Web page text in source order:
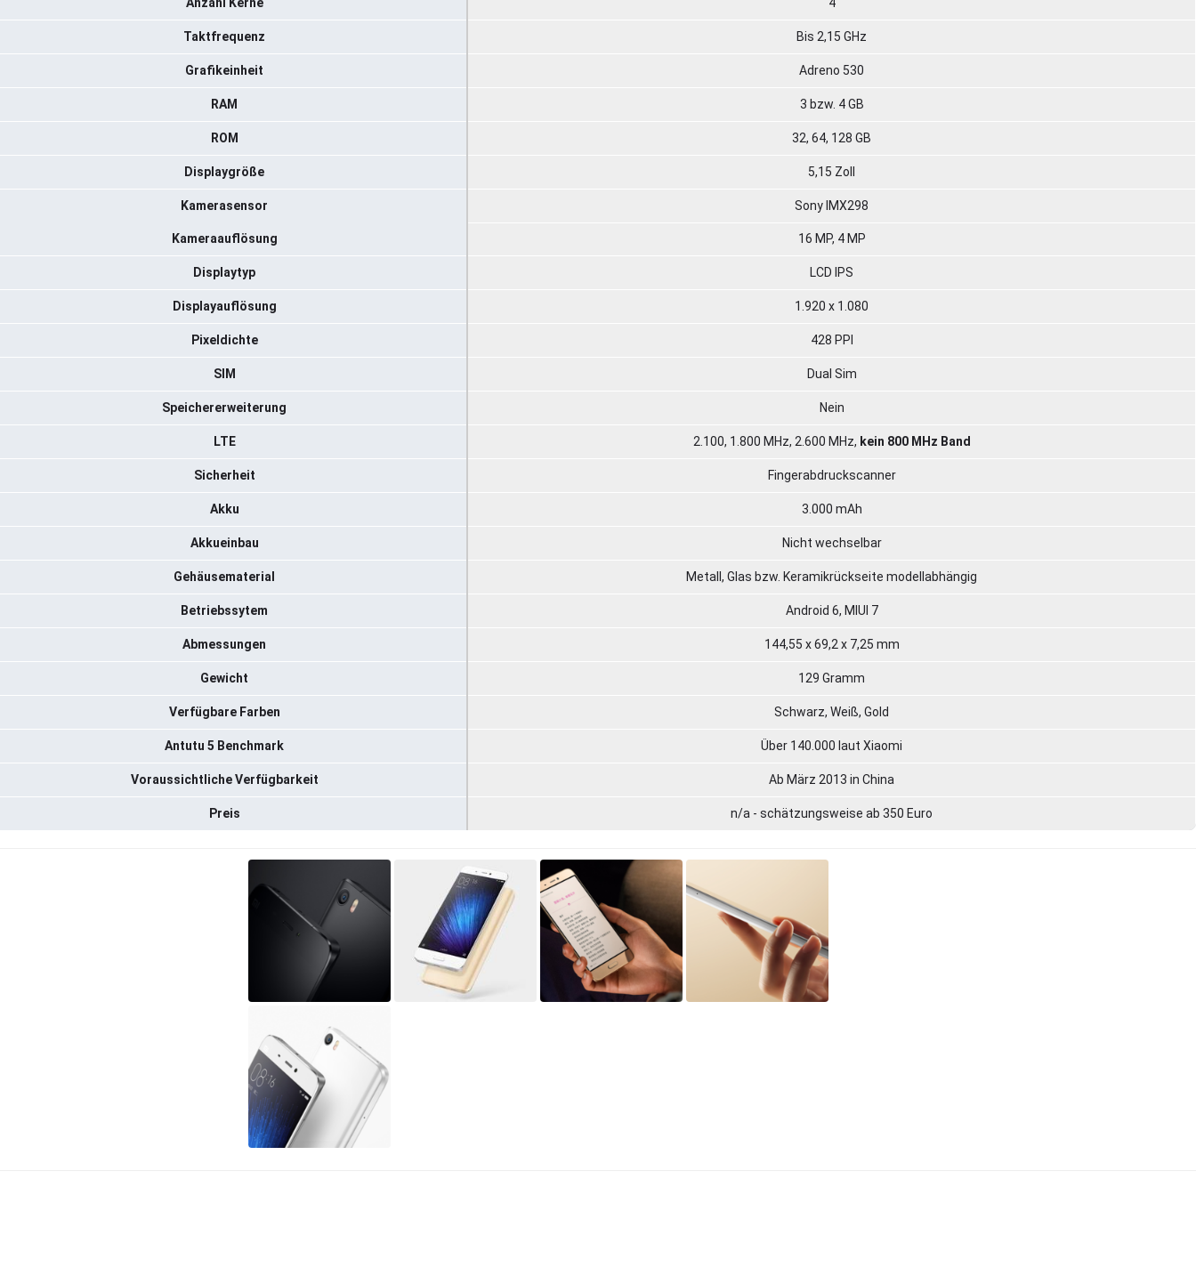
Anzahl Kerne 4
Taktfrequenz Bis 2,15 GHz
Grafikeinheit Adreno 530
RAM 3 bzw. 4 GB
ROM 32, 64, 128 GB
Displaygröße 5,15 Zoll
Kamerasensor Sony IMX298
Kameraauflösung 16 MP, 4 MP
Displaytyp LCD IPS
Displayauflösung 1.920 x 1.080
Pixeldichte 428 PPI
SIM Dual Sim
Speichererweiterung Nein
LTE 2.100, 1.800 MHz, 2.600 MHz, kein 800 MHz Band
Sicherheit Fingerabdruckscanner
Akku 3.000 mAh
Akkueinbau Nicht wechselbar
Gehäusematerial Metall, Glas bzw. Keramikrückseite modellabhängig
Betriebssytem Android 6, MIUI 7
Abmessungen 144,55 x 69,2 x 7,25 mm
Gewicht 129 Gramm
Verfügbare Farben Schwarz, Weiß, Gold
Antutu 5 Benchmark Über 140.000 laut Xiaomi
Voraussichtliche Verfügbarkeit Ab März 2013 in China
Preis n/a - schätzungsweise ab 350 Euro